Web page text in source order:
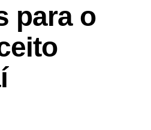
para o